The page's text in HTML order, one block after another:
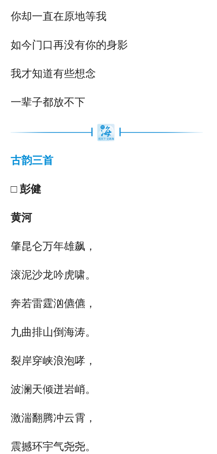
你却一直在原地等我
如今门口再没有你的身影
我才知道有些想念
一辈子都放不下
古韵三首
□ 彭健
黄河
肇昆仑万年雄飙，
滚泥沙龙吟虎啸。
奔若雷霆汹儦儦，
九曲排山倒海涛。
裂岸穿峡浪泡哮，
波澜天倾迸岩峭。
激湍翻腾冲云霄，
震撼环宇气尧尧。